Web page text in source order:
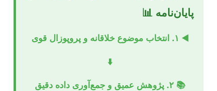
پایان‌نامه 📊
📚 ۲. پژوهش عمیق و جمع‌آوری داده دقیق